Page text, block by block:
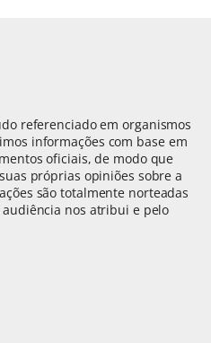
referenciado em organismos
informações com base em
oficiais, de modo que
próprias opiniões sobre a
são totalmente norteadas
nos atribui e pelo